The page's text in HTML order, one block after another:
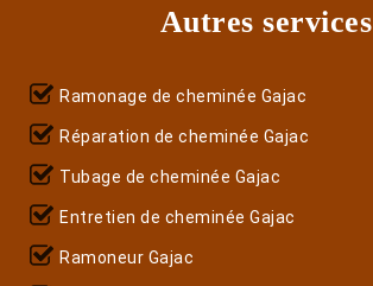
Autres services
Ramonage de cheminée Gajac
Réparation de cheminée Gajac
Tubage de cheminée Gajac
Entretien de cheminée Gajac
Ramoneur Gajac